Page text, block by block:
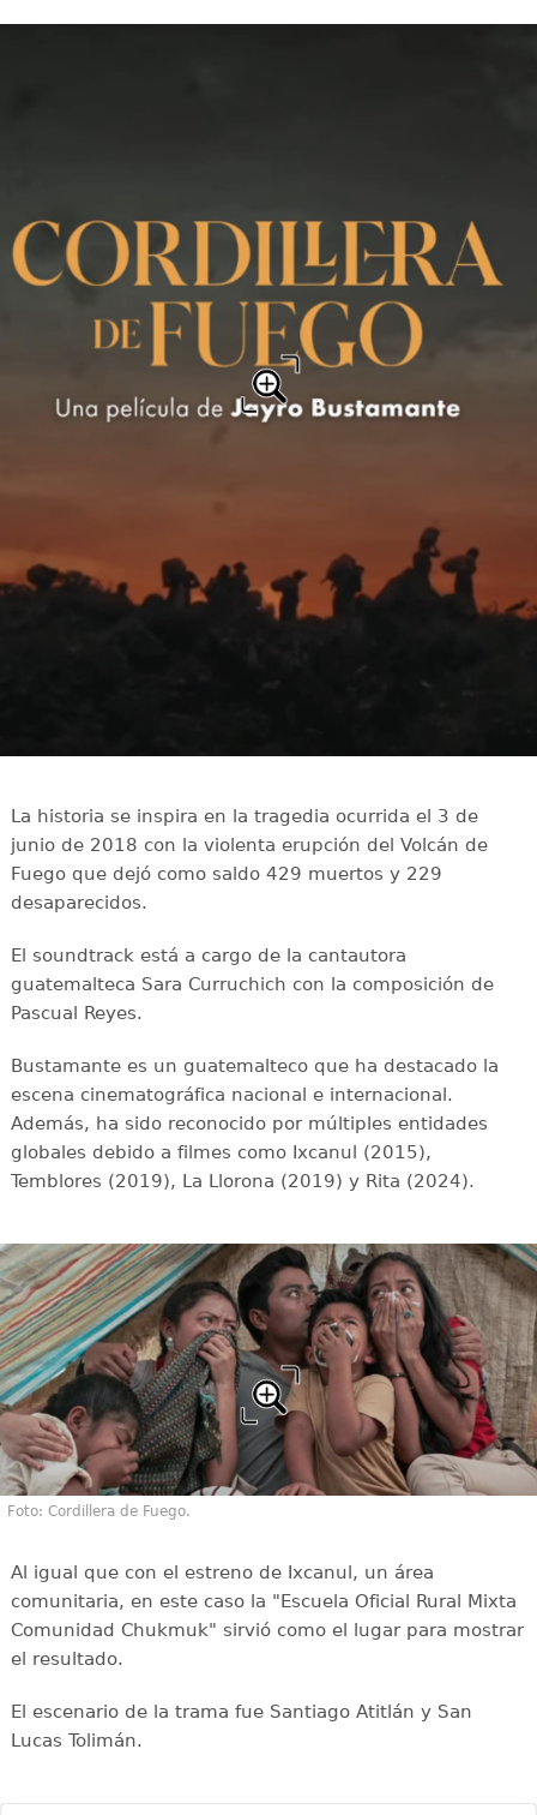
La historia se inspira en la tragedia ocurrida el 3 de
junio de 2018 con la violenta erupción del Volcán de
Fuego que dejó como saldo 429 muertos y 229
desaparecidos.
El soundtrack está a cargo de la cantautora
guatemalteca Sara Curruchich con la composición de
Pascual Reyes.
Bustamante es un guatemalteco que ha destacado la
escena cinematográfica nacional e internacional.
Además, ha sido reconocido por múltiples entidades
globales debido a filmes como Ixcanul (2015),
Temblores (2019), La Llorona (2019) y Rita (2024).
Foto: Cordillera de Fuego.
Al igual que con el estreno de Ixcanul, un área
comunitaria, en este caso la "Escuela Oficial Rural Mixta
Comunidad Chukmuk" sirvió como el lugar para mostrar
el resultado.
El escenario de la trama fue Santiago Atitlán y San
Lucas Tolimán.